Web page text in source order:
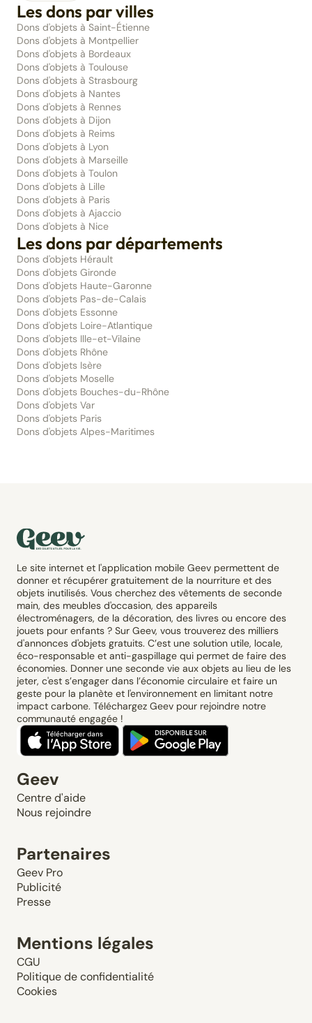
Les dons par villes
Dons d'objets à Saint-Étienne
Dons d'objets à Montpellier
Dons d'objets à Bordeaux
Dons d'objets à Toulouse
Dons d'objets à Strasbourg
Dons d'objets à Nantes
Dons d'objets à Rennes
Dons d'objets à Dijon
Dons d'objets à Reims
Dons d'objets à Lyon
Dons d'objets à Marseille
Dons d'objets à Toulon
Dons d'objets à Lille
Dons d'objets à Paris
Dons d'objets à Ajaccio
Dons d'objets à Nice
Les dons par départements
Dons d'objets Hérault
Dons d'objets Gironde
Dons d'objets Haute-Garonne
Dons d'objets Pas-de-Calais
Dons d'objets Essonne
Dons d'objets Loire-Atlantique
Dons d'objets Ille-et-Vilaine
Dons d'objets Rhône
Dons d'objets Isère
Dons d'objets Moselle
Dons d'objets Bouches-du-Rhône
Dons d'objets Var
Dons d'objets Paris
Dons d'objets Alpes-Maritimes
Le site internet et l'application mobile Geev permettent de
donner et récupérer gratuitement de la nourriture et des
objets inutilisés. Vous cherchez des vêtements de seconde
main, des meubles d'occasion, des appareils
électroménagers, de la décoration, des livres ou encore des
jouets pour enfants ? Sur Geev, vous trouverez des milliers
d'annonces d'objets gratuits. C’est une solution utile, locale,
éco-responsable et anti-gaspillage qui permet de faire des
économies. Donner une seconde vie aux objets au lieu de les
jeter, c'est s’engager dans l’économie circulaire et faire un
geste pour la planète et l'environnement en limitant notre
impact carbone. Téléchargez Geev pour rejoindre notre
communauté engagée !
Geev
Centre d'aide
Nous rejoindre
Partenaires
Geev Pro
Publicité
Presse
Mentions légales
CGU
Politique de confidentialité
Cookies